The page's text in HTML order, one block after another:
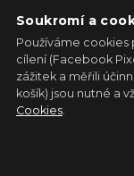
Jiný
Soukromí a
Používáme cookies
cílení (Facebook
zážitek a měřili
košík) jsou nutné a
Cookies.